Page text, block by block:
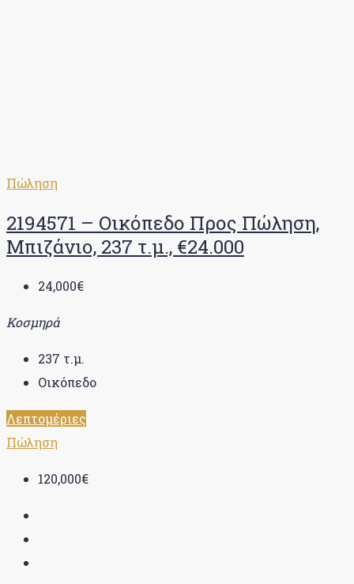
Πώληση
2194571 – Οικόπεδο Προς Πώληση,
Μπιζάνιο, 237 τ.μ., €24.000
24,000€
Κοσμηρά
237 τ.μ.
Οικόπεδο
Λεπτομέριες
Πώληση
120,000€